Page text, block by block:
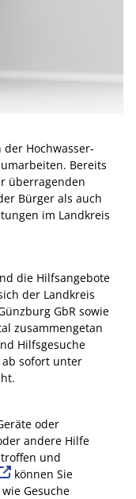
Hochwasser-
Bereits
überragenden
Bürger als auch
im Landkreis
die Hilfsangebote
der Landkreis
GbR sowie
zusammengetan
Hilfsgesuche
sofort unter
oder
andere Hilfe
und
können Sie
Gesuche